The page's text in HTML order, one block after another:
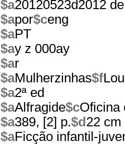
$a20120523d2012
$apor$ceng
$aPT
$ay z 000ay
$ar
$aMulherzinhas$f
$a2ª ed
$aAlfragide$cOficina
$a389, [2] p.$d 22 cm
$aFicção infantil-